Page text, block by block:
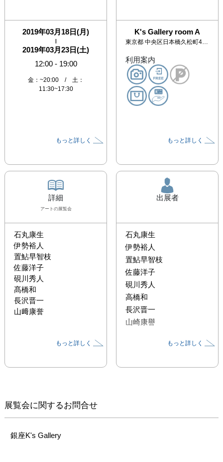
2019年03月18日(月)
|
2019年03月23日(土)
12:00- 19:00
金：~20:00 / 土：
11:30~17:30
もっと詳しく
K's Gallery room A
東京都 中央区日本橋久松町4-6杉山ビル4F
利用案内
もっと詳しく
詳細
アート の展覧会
石丸康生
伊勢裕人
置鮎早智枝
佐藤洋子
硯川秀人
髙橋和
長沢晋一
山﨑康誉
もっと詳しく
出展者
石丸康生
伊勢裕人
置鮎早智枝
佐藤洋子
硯川秀人
高橋和
長沢晋一
山崎康譽
もっと詳しく
展覧会に関するお問合せ
銀座K's Gallery